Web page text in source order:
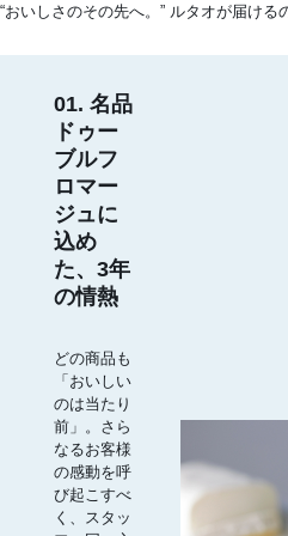
“おいしさのその先へ。” ルタオが届ける
01. 名品
ドゥー
ブルフ
ロマー
ジュに
込め
た、3年
の情熱
どの商品も
「おいしい
のは当たり
前」。さら
なるお客様
の感動を呼
び起こすべ
く、スタッ